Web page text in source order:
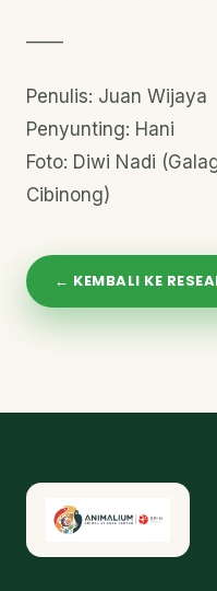
——
Penulis: Juan Wijaya
Penyunting: Hani
Foto: Diwi Nadi
Cibinong)
← KEMBALI KE